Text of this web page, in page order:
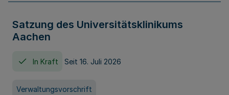
Satzung des Universitätsklinikums
Aachen
In Kraft Seit 16. Juli 2026
Verwaltungsvorschrift